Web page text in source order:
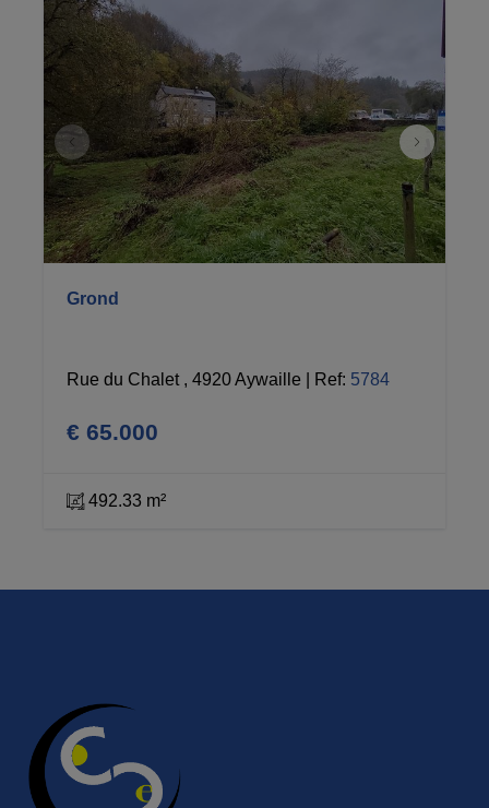
Grond
Rue du Chalet , 4920 Aywaille Ref: 5784
€ 65.000
492.33 m²